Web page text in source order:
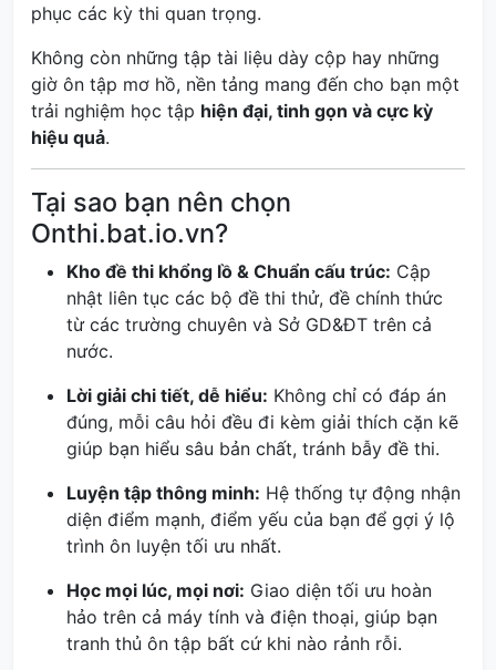
phục các kỳ thi quan trọng.
Không còn những tập tài liệu dày cộp hay những
giờ ôn tập mơ hồ, nền tảng mang đến cho bạn một
trải nghiệm học tập hiện đại, tinh gọn và cực kỳ
hiệu quả.
Tại sao bạn nên chọn
Onthi.bat.io.vn?
Kho đề thi khổng lồ & Chuẩn cấu trúc: Cập
nhật liên tục các bộ đề thi thử, đề chính thức
từ các trường chuyên và Sở GD&ĐT trên cả
nước.
Lời giải chi tiết, dễ hiểu: Không chỉ có đáp án
đúng, mỗi câu hỏi đều đi kèm giải thích cặn kẽ
giúp bạn hiểu sâu bản chất, tránh bẫy đề thi.
Luyện tập thông minh: Hệ thống tự động nhận
diện điểm mạnh, điểm yếu của bạn để gợi ý lộ
trình ôn luyện tối ưu nhất.
Học mọi lúc, mọi nơi: Giao diện tối ưu hoàn
hảo trên cả máy tính và điện thoại, giúp bạn
tranh thủ ôn tập bất cứ khi nào rảnh rỗi.